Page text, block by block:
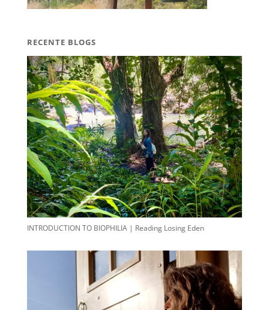
RECENTE BLOGS
INTRODUCTION TO BIOPHILIA | Reading Losing Eden